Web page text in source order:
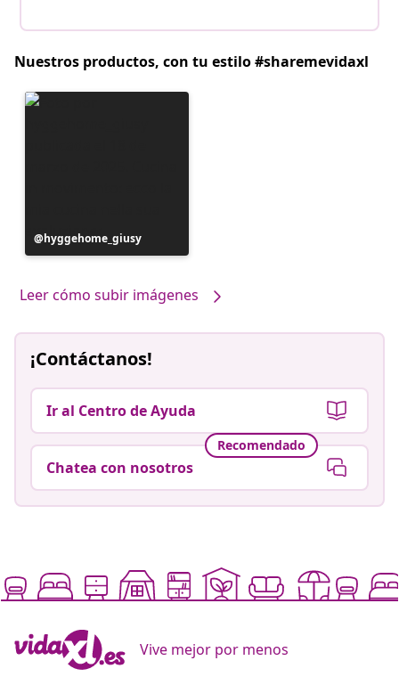
Nuestros productos, con tu estilo #sharemevidaxl
Publicación
realizada
hyggehome_giusy
Leer cómo subir imágenes
¡Contáctanos!
Ir al Centro de Ayuda
Recomendado
Chatea con nosotros
Vive mejor por menos